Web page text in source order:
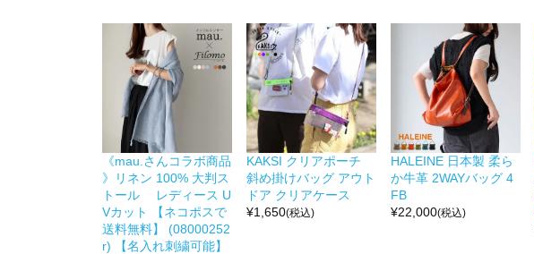
《mau.さんコラボ商品
》リネン 100% 大判ス
トール レディース U
Vカット 【ネコポスで
送料無料】 (08000252
r) 【名入れ刺繍可能】
KAKSI クリアポーチ
斜め掛けバッグ アウト
ドア クリアケース
¥1,650(税込)
HALEINE 日本製 柔ら
か牛革 2WAYバッグ 4
FB
¥22,000(税込)